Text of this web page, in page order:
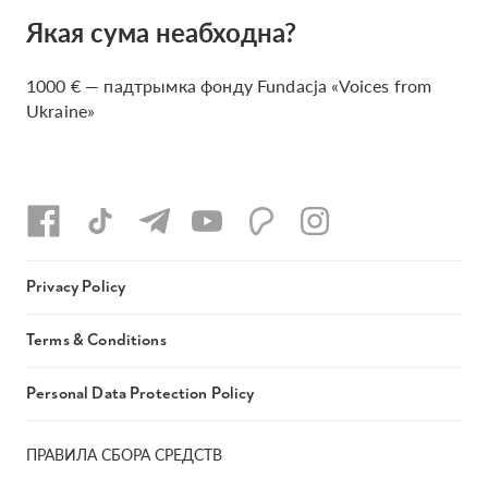
Якая сума неабходна?
1000 € — падтрымка фонду Fundacja «Voices from
Ukraine»
ПРАВИЛА СБОРА СРЕДСТВ
Privacy Policy
Terms & Conditions
Personal Data Protection Policy